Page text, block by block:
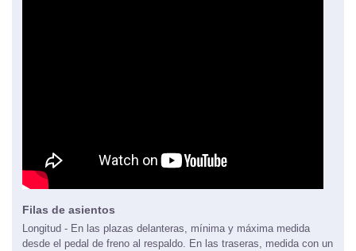
Filas de asientos
Longitud - En las plazas delanteras, mínima y máxima medida
desde el pedal de freno al respaldo. En las traseras, medida con un